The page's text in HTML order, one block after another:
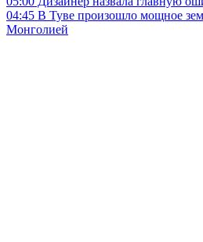
04:45 В Туве произошло мощное
Монголией